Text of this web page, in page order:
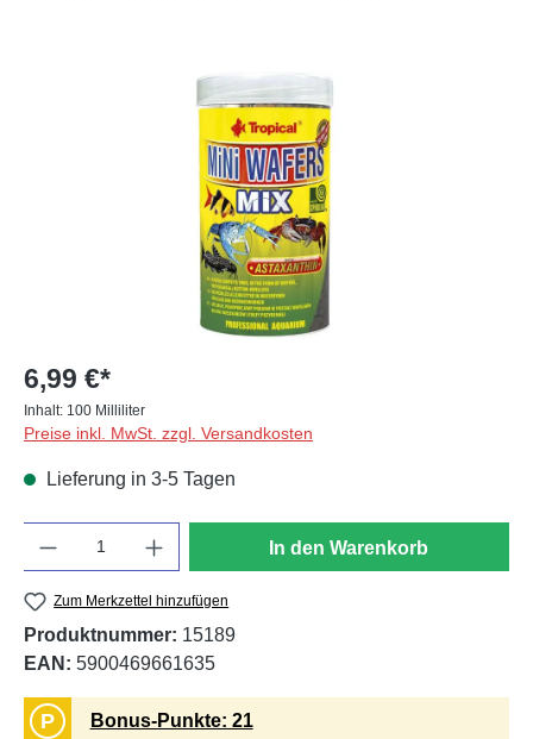
Bildergalerie überspringen
6,99 €*
Inhalt: 100 Milliliter
Preise inkl. MwSt. zzgl. Versandkosten
Lieferung in 3-5 Tagen
In den Warenkorb
Zum Merkzettel hinzufügen
Produktnummer: 15189
EAN: 5900469661635
P Bonus-Punkte: 21